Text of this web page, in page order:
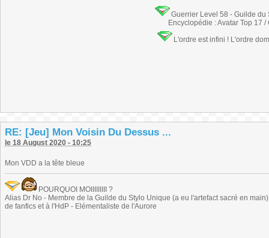
Guerrier Level 58 - Guilde
Encyclopédie : Avatar Top 17 /
L'ordre est infini ! L'ordre
RE: [Jeu] Mon Voisin Du Dessus ...
le 18 August 2020 - 10:25
Mon VDD a la tête bleue
POURQUOI MOIIIIIIIII ?
Alias Dr No - Membre de la Guilde du Stylo Unique (a eu l'artefact sacré en
de fanfics et à l'HdP - Elémentaliste de l'Aurore